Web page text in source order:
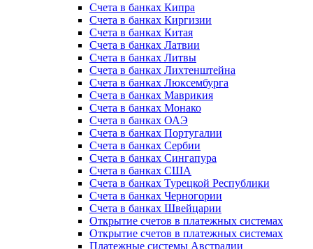
Счета в банках Кипра
Счета в банках Киргизии
Счета в банках Китая
Счета в банках Латвии
Счета в банках Литвы
Счета в банках Лихтенштейна
Счета в банках Люксембурга
Счета в банках Маврикия
Счета в банках Монако
Счета в банках ОАЭ
Счета в банках Португалии
Счета в банках Сербии
Счета в банках Сингапура
Счета в банках США
Счета в банках Турецкой Республики
Счета в банках Черногории
Счета в банках Швейцарии
Открытие счетов в платежных системах
Открытие счетов в платежных системах
Платежные системы Австралии